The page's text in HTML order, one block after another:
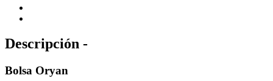
Descripción -
Bolsa Oryan